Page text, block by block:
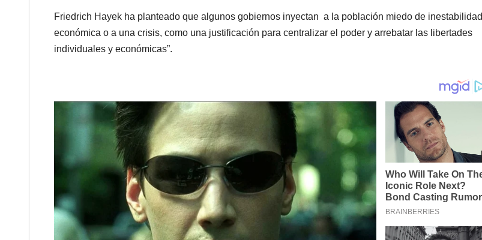
Friedrich Hayek ha planteado que algunos gobiernos inyectan a la población miedo de inestabilidad
económica o a una crisis, como una justificación para centralizar el poder y arrebatar las libertades
individuales y económicas”.